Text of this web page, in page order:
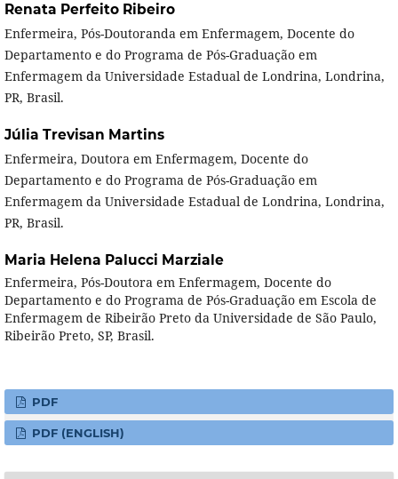
Renata Perfeito Ribeiro
Enfermeira, Pós-Doutoranda em Enfermagem, Docente do
Departamento e do Programa de Pós-Graduação em
Enfermagem da Universidade Estadual de Londrina, Londrina,
PR, Brasil.
Júlia Trevisan Martins
Enfermeira, Doutora em Enfermagem, Docente do
Departamento e do Programa de Pós-Graduação em
Enfermagem da Universidade Estadual de Londrina, Londrina,
PR, Brasil.
Maria Helena Palucci Marziale
Enfermeira, Pós-Doutora em Enfermagem, Docente do
Departamento e do Programa de Pós-Graduação em Escola de
Enfermagem de Ribeirão Preto da Universidade de São Paulo,
Ribeirão Preto, SP, Brasil.
PDF
PDF (ENGLISH)